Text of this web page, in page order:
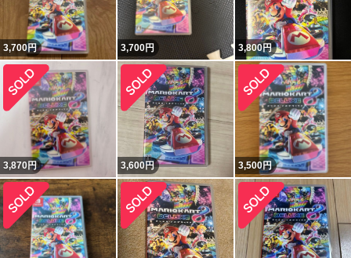
3,700円 3,700円 3,800円
3,870円 3,600円 3,500円